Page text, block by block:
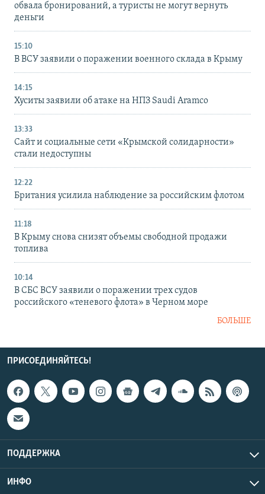
обвала бронирований, а туристы не могут вернуть
деньги
15:10
В ВСУ заявили о поражении военного склада в Крыму
14:15
Хуситы заявили об атаке на НПЗ Saudi Aramco
13:33
Сайт и социальные сети «Крымской солидарности»
стали недоступны
12:22
Британия усилила наблюдение за российским флотом
11:18
В Крыму снова снизят объемы свободной продажи
топлива
10:14
В СБС ВСУ заявили о поражении трех судов
российского «теневого флота» в Черном море
БОЛЬШЕ
ПРИСОЕДИНЯЙТЕСЬ!
ПОДДЕРЖКА
ИНФО